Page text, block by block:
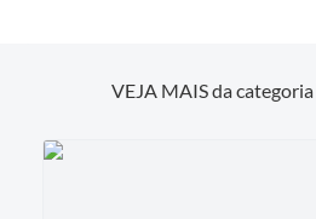
VEJA MAIS da categoria